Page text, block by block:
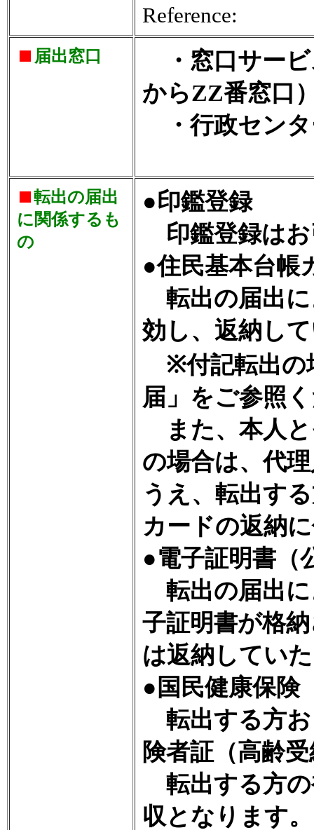
Reference:
届出窓口
・窓口サー
からZZ番窓口
・行政セン
転出の届出
に関係するも
の
●印鑑登録
印鑑登録はお
●住民基本台帳
転出の届出に
効し、返納し
※付記転出の
届」をご参照
また、本人と
の場合は、代
うえ、転出す
カードの返納
●電子証明書（
転出の届出に
子証明書が格
は返納してい
●国民健康保険
転出する方お
険者証（高齢
転出する方の
収となります。